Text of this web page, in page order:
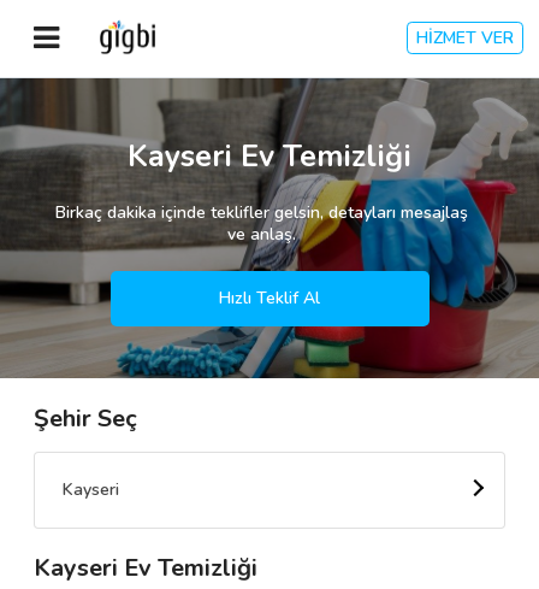
HİZMET VER
Anasayfa
Giriş Yap
Kayıt Ol
Kategoriler
🎈 Biz Kimiz?
🌟 Müşteri Değerlendirmeleri
Kayseri Ev Temizliği
Birkaç dakika içinde teklifler gelsin, detayları mesajlaş
ve anlaş.
Hızlı Teklif Al
Şehir Seç
Kayseri
Kayseri Ev Temizliği